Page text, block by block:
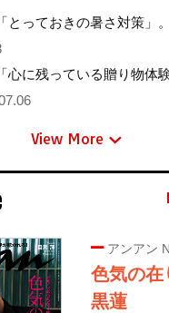
とっておきの暑さ対策」
心に残っている贈り物体
View More
アンアン
色気の在
黒蓮